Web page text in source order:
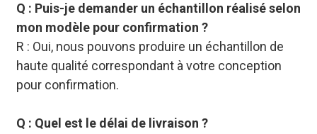
Q : Puis-je demander un échantillon réalisé selon
mon modèle pour confirmation ?
R : Oui, nous pouvons produire un échantillon de
haute qualité correspondant à votre conception
pour confirmation.
Q : Quel est le délai de livraison ?